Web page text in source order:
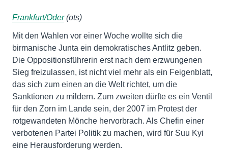
Frankfurt/Oder(ots)
Mit den Wahlen vor einer Woche wollte sich die
birmanische Junta ein demokratisches Antlitz geben.
Die Oppositionsführerin erst nach dem erzwungenen
Sieg freizulassen, ist nicht viel mehr als ein Feigenblatt,
das sich zum einen an die Welt richtet, um die
Sanktionen zu mildern. Zum zweiten dürfte es ein Ventil
für den Zorn im Lande sein, der 2007 im Protest der
rotgewandeten Mönche hervorbrach. Als Chefin einer
verbotenen Partei Politik zu machen, wird für Suu Kyi
eine Herausforderung werden.